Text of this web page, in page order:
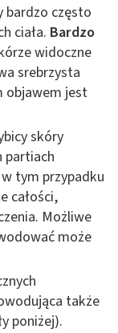
bardzo często
ciała. Bardzo
widoczne
srebrzysta
objawem jest
skóry
partiach
tym przypadku
całości,
Możliwe
może
także
poniżej).